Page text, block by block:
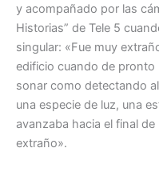
y acompañado por las
Historias” de Tele 5
singular: «Fue muy
edificio cuando de
sonar como detectando
una especie de luz, una
avanzaba hacia el final
extraño».